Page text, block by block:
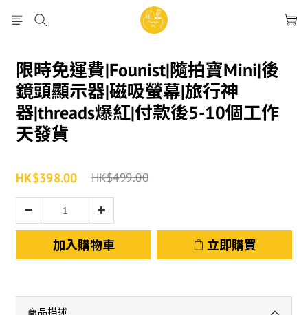
限時免運費|Founist|隨拍寶Mini|後
鏡頭顯示器|磁吸螢幕|旅行神
器|threads爆紅|付款後5-10個工作
天發貨
HK$398.00 HK$499.00
加入購物車 立即購買
商品描述